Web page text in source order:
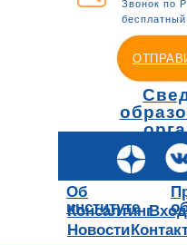
Звонок по
бесплатный
Об
институте
Консалтинг
Новости